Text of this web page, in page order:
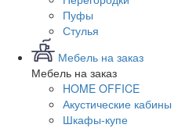
Пуфы
Стулья
Мебель на заказ
Мебель на заказ
HOME OFFICE
Акустические кабины
Шкафы-купе